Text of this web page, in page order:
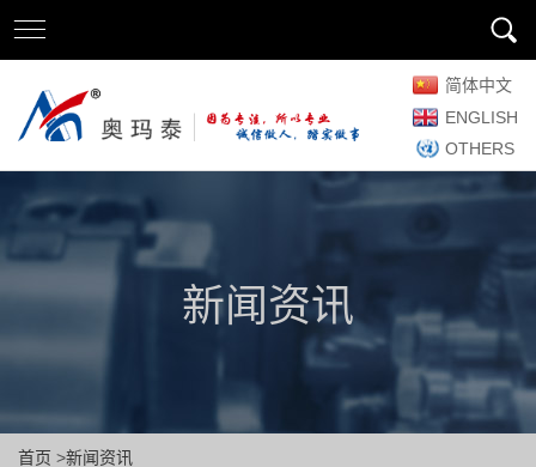
简体中文
ENGLISH
OTHERS
新闻资讯
首页 >新闻资讯